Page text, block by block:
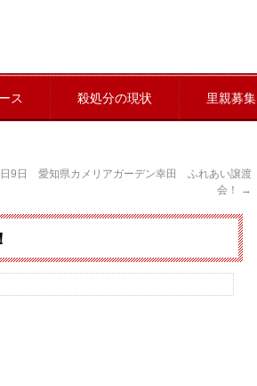
ス 殺処分の現状 里親募集
9日 愛知県カメリアガーデン幸田 ふれあい譲渡
会！
→